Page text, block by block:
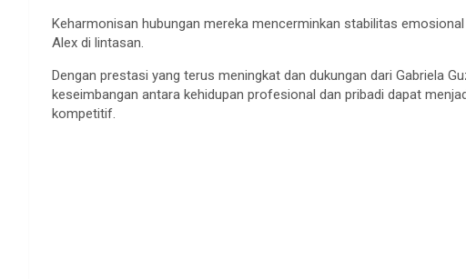
Keharmonisan hubungan mereka mencerminkan stabilitas
Alex di lintasan.
Dengan prestasi yang terus meningkat dan dukungan dari Gabriela
keseimbangan antara kehidupan profesional dan pribadi dapat
kompetitif.